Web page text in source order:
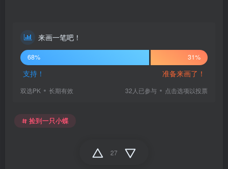
小，容不下她恣意挥划的画笔
于是她决定把那一刻变成永恒…..
◆ 活动入口：
https://eplace.eqmemory.cn/
来画一笔吧！
68%
支持！
31%
准备来画了！
双选PK 长期有效 32人已参与 点击选项以投票
捡到一只小蝶
27